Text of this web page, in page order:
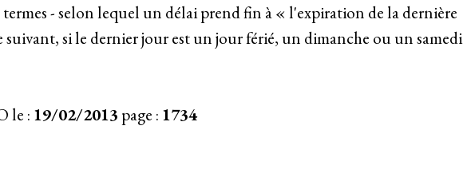
termes - selon lequel un délai prend fin à « l'expiration de la dernière
si le dernier jour est un jour férié, un dimanche ou un samedi
le : 19/02/2013 page : 1734